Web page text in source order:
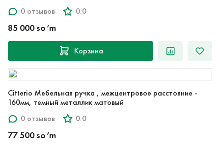
0 отзывов
0.0
85 000 so‘m
Корзина
Citterio Мебельная ручка , межцентровое расстояние -
160мм, темный металлик матовый
0 отзывов
0.0
77 500 so‘m